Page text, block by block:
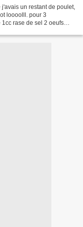
un restant de poulet,
loooolll. pour 3
rase de sel 2 oeufs